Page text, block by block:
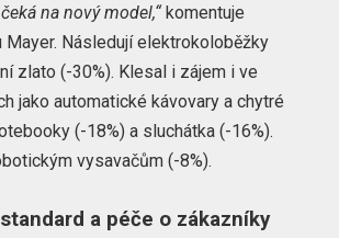
na nový model,“komentuje
Mayer. Následují elektrokoloběžky
zlato (-30%). Klesal i zájem i ve
jako automatické kávovary a chytré
(-18%) a sluchátka (-16%).
vysavačům (-8%).
a péče o zákazníky